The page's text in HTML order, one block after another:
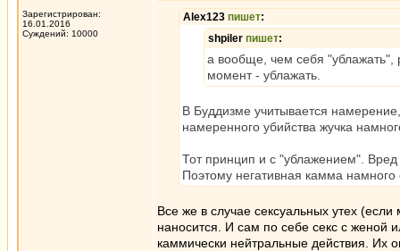
Зарегистрирован:
16.01.2016
Суждений: 10000
Alex123 пишет:
shpiler пишет:
а вообще, чем себя
момент - ублажать.
В Буддизме учитывается
намеренного убийства жучка
Тот принцип и с "ублажением".
Поэтому негативная камма намного
Все же в случае сексуальных утех
наносится. И сам по себе секс с женой
каммически нейтральные действия. Их